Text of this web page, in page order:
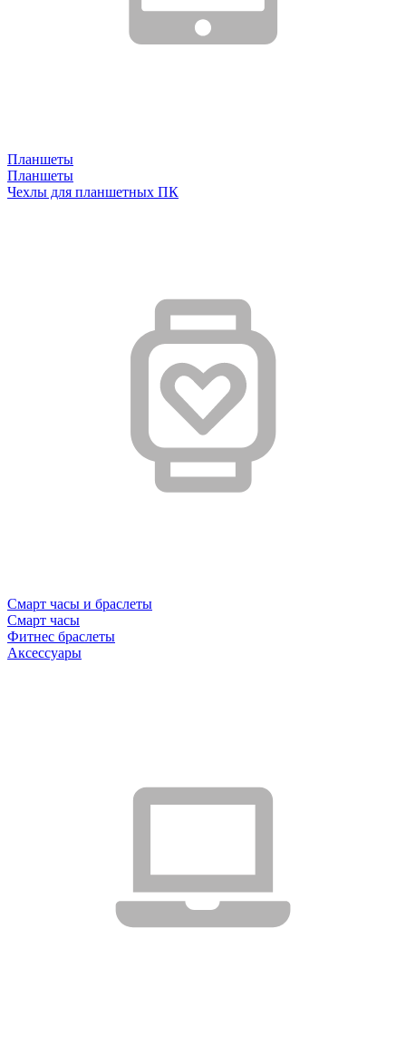
Планшеты
Планшеты
Чехлы для планшетных ПК
Смарт часы и браслеты
Смарт часы
Фитнес браслеты
Аксессуары